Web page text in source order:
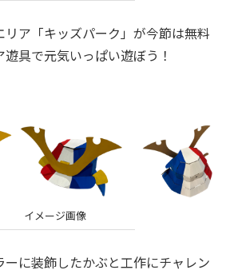
ア「キッズパーク」が今節は無料
具で元気いっぱい遊ぼう！
イメージ画像
に装飾したかぶと工作にチャレン